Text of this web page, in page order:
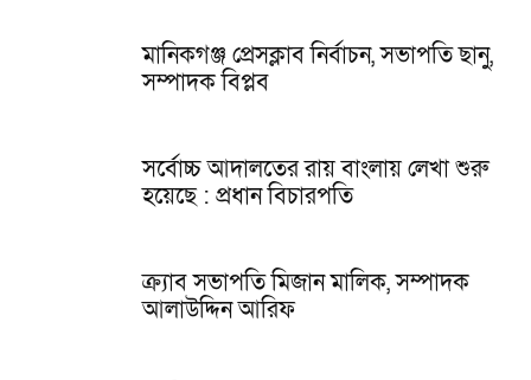
মানিকগঞ্জ প্রেসক্লাব নির্বাচন, সভাপতি ছানু,
সম্পাদক বিপ্লব
সর্বোচ্চ আদালতের রায় বাংলায় লেখা শুরু
হয়েছে : প্রধান বিচারপতি
ক্র্যাব সভাপতি মিজান মালিক, সম্পাদক
আলাউদ্দিন আরিফ